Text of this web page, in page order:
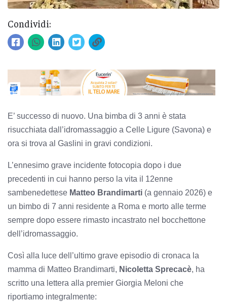
Condividi:
E’ successo di nuovo. Una bimba di 3 anni è stata
risucchiata dall’idromassaggio a Celle Ligure (Savona) e
ora si trova al Gaslini in gravi condizioni.
L’ennesimo grave incidente fotocopia dopo i due
precedenti in cui hanno perso la vita il 12enne
sambenedettese Matteo Brandimarti (a gennaio 2026) e
un bimbo di 7 anni residente a Roma e morto alle terme
sempre dopo essere rimasto incastrato nel bocchettone
dell’idromassaggio.
Così alla luce dell’ultimo grave episodio di cronaca la
mamma di Matteo Brandimarti, Nicoletta Sprecacè, ha
scritto una lettera alla premier Giorgia Meloni che
riportiamo integralmente: